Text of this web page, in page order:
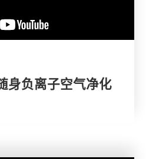
身负离子空气净化